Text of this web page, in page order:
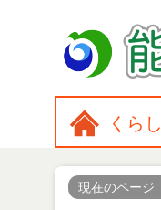
くらし
現在のページ